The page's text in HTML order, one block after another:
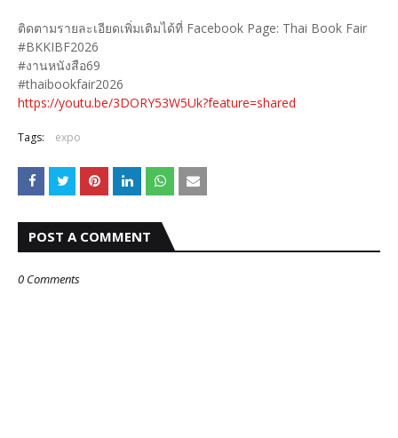
ติดตามรายละเอียดเพิ่มเติมได้ที่ Facebook Page: Thai Book Fair
#BKKIBF2026
#งานหนังสือ69
#thaibookfair2026
https://youtu.be/3DORY53W5Uk?feature=shared
Tags: expo
POST A COMMENT
0 Comments